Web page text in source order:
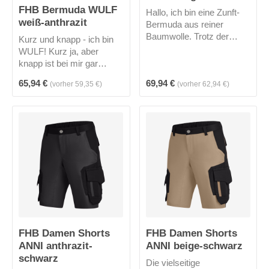
FHB Bermuda WULF
weiß-anthrazit
Kurz und knapp - ich bin
WULF! Kurz ja, aber
knapp ist bei mir gar
elastisches Obermaterial,
meiner ergonomischen
elastischen Seitenkeilen,
der höher geschnittene
Bund im Rücken biete ich
deutlich mehr
Bewegungsfreiheit.Bauarb
eiterdekolleté - ade!
Jeweils eine Handy - und
eine Zollstocktasche links
Volumentaschen auf
beiden Seiten, lassen
mich gut da stehen.
Regulärer Preis:
65,94 € (vorher 59,35 €)
Hallo, ich bin eine Zunft-
Bermuda aus reiner
Baumwolle. Trotz der
den Sommer, da er
angenehm zu tragen ist
und Feuchtigkeit
absorbiert. Mich gibt es in
3 Farben.
Regulärer Preis:
69,94 € (vorher 62,94 €)
FHB Damen Shorts
ANNI anthrazit-
schwarz
FHB Damen Shorts
ANNI beige-schwarz
Die vielseitige